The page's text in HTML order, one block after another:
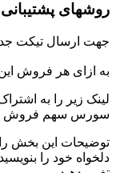
روشهای پشتیبانی
جهت ارسال تیکت
به ازای هر فروش
لینک زیر را به
سورس سهم فروش
دلخواه خود را